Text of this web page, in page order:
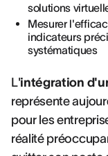
solutions
Mesurer
indicateurs
systématiques
L'intégration
représente
pour les
réalité